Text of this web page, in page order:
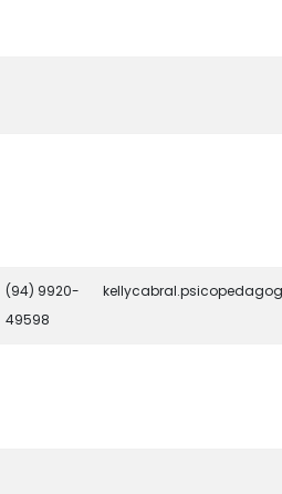
(94) 9920-
49598